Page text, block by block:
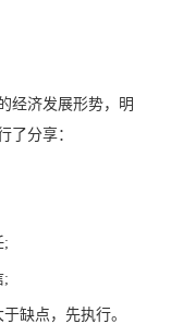
济发展形势，明
了分享：
;
;
缺点，先执行。